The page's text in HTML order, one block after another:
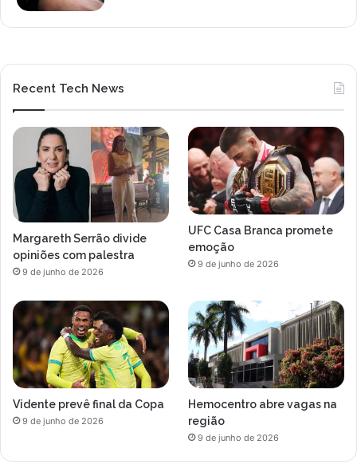
Recent Tech News
Margareth Serrão divide
opiniões com palestra
9 de junho de 2026
UFC Casa Branca promete
emoção
9 de junho de 2026
Vidente prevê final da Copa
9 de junho de 2026
Hemocentro abre vagas na
região
9 de junho de 2026